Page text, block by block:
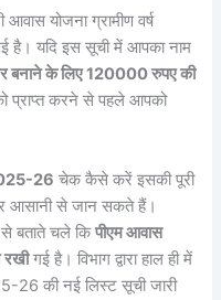
आवास योजना ग्रामीण वर्ष
है। यदि इस सूची में आपका नाम
बनाने के लिए 120000 रुपए की
प्राप्त करने से पहले आपको
26 चेक कैसे करें इसकी पूरी
आसानी से जान सकते हैं।
से बताते चले किपीएम आवास
गई है। विभाग द्वारा हाल ही में
26 की नई लिस्ट सूची जारी